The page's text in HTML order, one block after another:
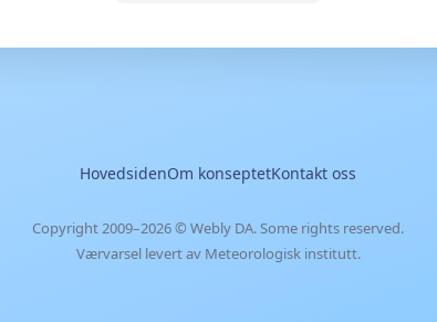
HovedsidenOm konseptetKontakt oss
Copyright 2009–2026 © Webly DA. Some rights reserved.
Værvarsel levert av Meteorologisk institutt.